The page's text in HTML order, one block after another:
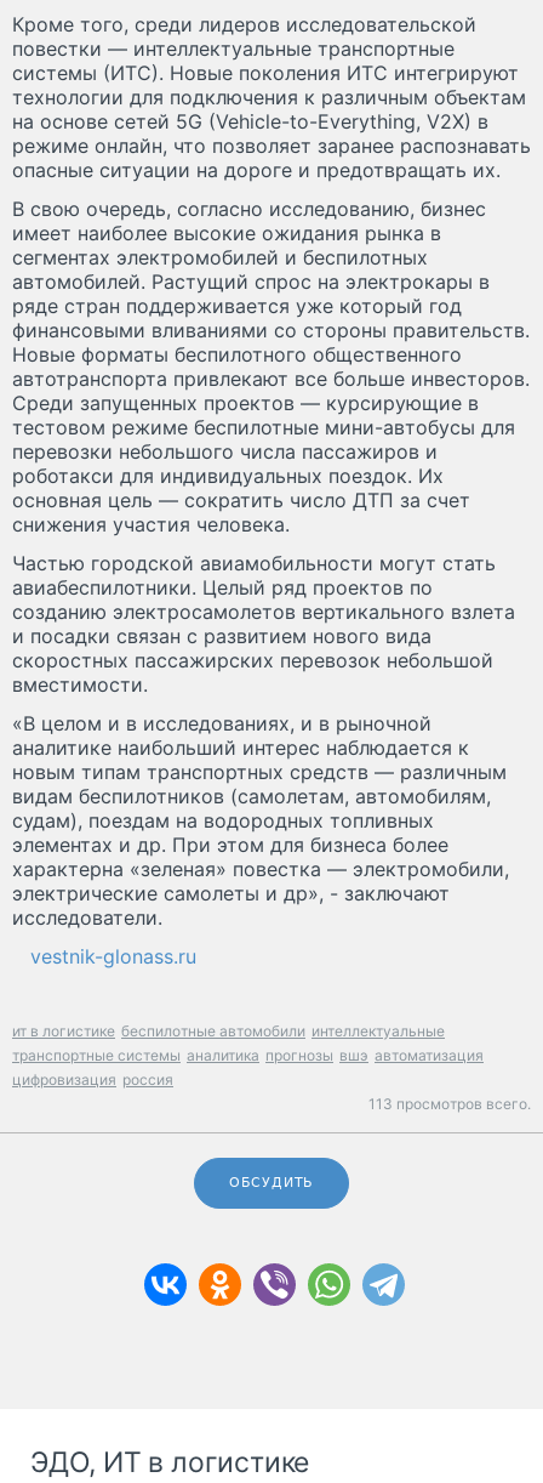
Кроме того, среди лидеров исследовательской
повестки — интеллектуальные транспортные
системы (ИТС). Новые поколения ИТС интегрируют
технологии для подключения к различным объектам
на основе сетей 5G (Vehicle-to-Everything, V2X) в
режиме онлайн, что позволяет заранее распознавать
опасные ситуации на дороге и предотвращать их.
В свою очередь, согласно исследованию, бизнес
имеет наиболее высокие ожидания рынка в
сегментах электромобилей и беспилотных
автомобилей. Растущий спрос на электрокары в
ряде стран поддерживается уже который год
финансовыми вливаниями со стороны правительств.
Новые форматы беспилотного общественного
автотранспорта привлекают все больше инвесторов.
Среди запущенных проектов — курсирующие в
тестовом режиме беспилотные мини-автобусы для
перевозки небольшого числа пассажиров и
роботакси для индивидуальных поездок. Их
основная цель — сократить число ДТП за счет
снижения участия человека.
Частью городской авиамобильности могут стать
авиабеспилотники. Целый ряд проектов по
созданию электросамолетов вертикального взлета
и посадки связан с развитием нового вида
скоростных пассажирских перевозок небольшой
вместимости.
«В целом и в исследованиях, и в рыночной
аналитике наибольший интерес наблюдается к
новым типам транспортных средств — различным
видам беспилотников (самолетам, автомобилям,
судам), поездам на водородных топливных
элементах и др. При этом для бизнеса более
характерна «зеленая» повестка — электромобили,
электрические самолеты и др», - заключают
исследователи.
vestnik-glonass.ru
ит в логистике беспилотные автомобили интеллектуальные
транспортные системы аналитика прогнозы вшэ автоматизация
цифровизация россия
113 просмотров всего.
ОБСУДИТЬ
ЭДО, ИТ в логистике